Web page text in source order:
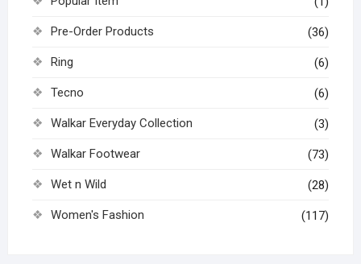
Pre-Order Products (36)
Ring (6)
Tecno (6)
Walkar Everyday Collection (3)
Walkar Footwear (73)
Wet n Wild (28)
Women's Fashion (117)